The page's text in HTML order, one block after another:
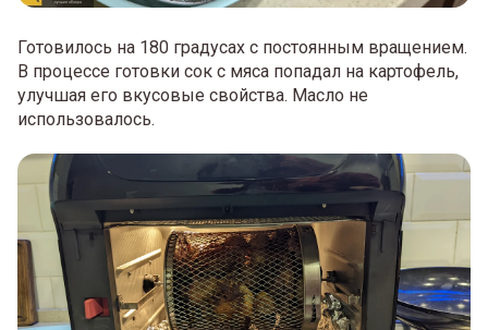
Готовилось на 180 градусах с постоянным вращением.
В процессе готовки сок с мяса попадал на картофель,
улучшая его вкусовые свойства. Масло не
использовалось.